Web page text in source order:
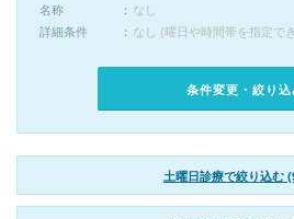
名称
なし
詳細条件
なし (曜日や時間帯を指定で
条件変更・絞り込
土曜日診療で絞り込む